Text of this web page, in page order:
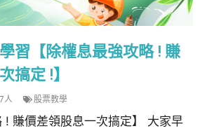
習【除權息最強攻略 ! 賺
搞定 !】
人 股票教學
! 賺價差領股息一次搞定】 大家早